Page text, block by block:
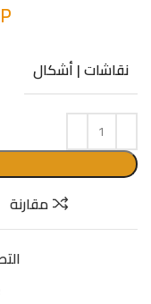
نقاشات | أشكال
مقارنة